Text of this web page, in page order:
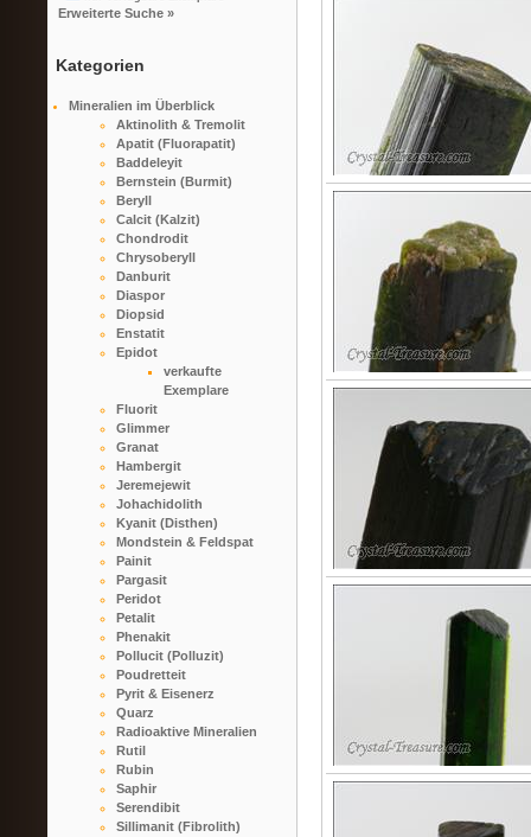
Erweiterte Suche »
Kategorien
Mineralien im Überblick
Aktinolith & Tremolit
Apatit (Fluorapatit)
Baddeleyit
Bernstein (Burmit)
Beryll
Calcit (Kalzit)
Chondrodit
Chrysoberyll
Danburit
Diaspor
Diopsid
Enstatit
Epidot
verkaufte
Exemplare
Fluorit
Glimmer
Granat
Hambergit
Jeremejewit
Johachidolith
Kyanit (Disthen)
Mondstein & Feldspat
Painit
Pargasit
Peridot
Petalit
Phenakit
Pollucit (Polluzit)
Poudretteit
Pyrit & Eisenerz
Quarz
Radioaktive Mineralien
Rutil
Rubin
Saphir
Serendibit
Sillimanit (Fibrolith)